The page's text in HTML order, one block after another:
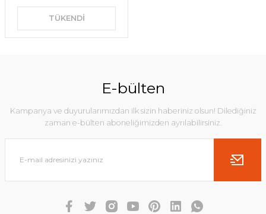
TÜKENDİ
E-bülten
Kampanya ve duyurularımızdan ilk sizin haberiniz olsun! Dilediğiniz
zaman e-bülten aboneliğimizden ayrılabilirsiniz.